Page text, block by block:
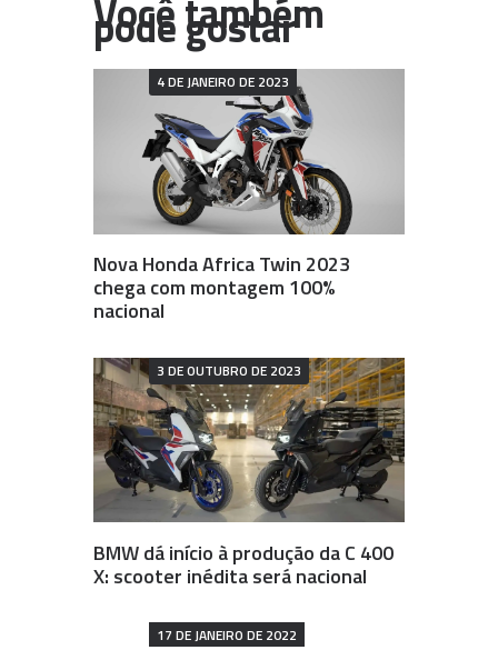
4 DE JANEIRO DE 2023
Nova Honda Africa Twin 2023
chega com montagem 100%
nacional
3 DE OUTUBRO DE 2023
BMW dá início à produção da C 400
X: scooter inédita será nacional
17 DE JANEIRO DE 2022